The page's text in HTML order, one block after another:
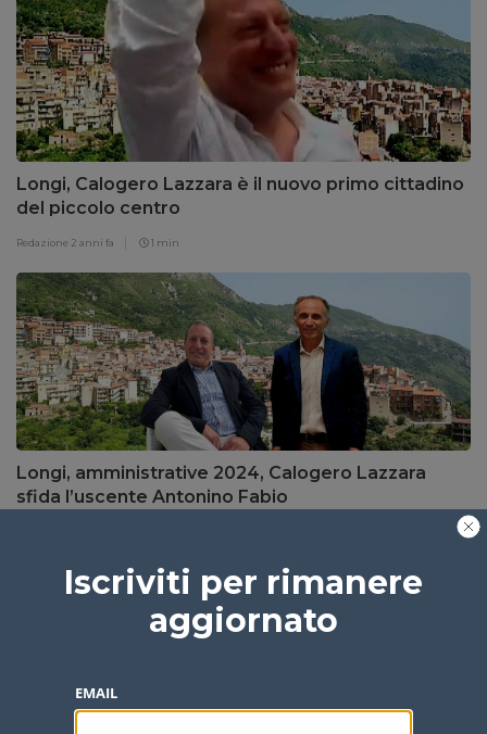
Longi, Calogero Lazzara è il nuovo primo cittadino
del piccolo centro
Redazione 2 anni fa 1 min
Longi, amministrative 2024, Calogero Lazzara
sfida l’uscente Antonino Fabio
Iscriviti per rimanere
aggiornato
EMAIL